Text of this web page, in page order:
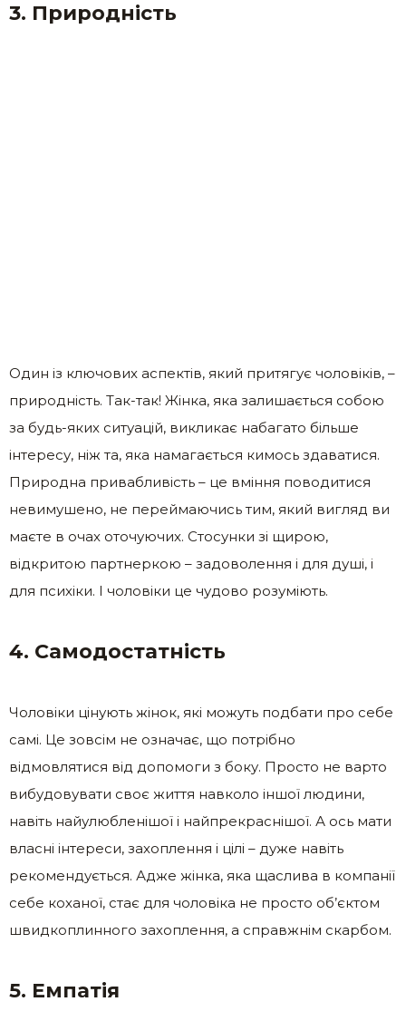
3. Природність
Один із ключових аспектів, який притягує чоловіків, –
природність. Так-так! Жінка, яка залишається собою
за будь-яких ситуацій, викликає набагато більше
інтересу, ніж та, яка намагається кимось здаватися.
Природна привабливість – це вміння поводитися
невимушено, не переймаючись тим, який вигляд ви
маєте в очах оточуючих. Стосунки зі щирою,
відкритою партнеркою – задоволення і для душі, і
для психіки. І чоловіки це чудово розуміють.
4. Самодостатність
Чоловіки цінують жінок, які можуть подбати про себе
самі. Це зовсім не означає, що потрібно
відмовлятися від допомоги з боку. Просто не варто
вибудовувати своє життя навколо іншої людини,
навіть найулюбленішої і найпрекраснішої. А ось мати
власні інтереси, захоплення і цілі – дуже навіть
рекомендується. Адже жінка, яка щаслива в компанії
себе коханої, стає для чоловіка не просто об’єктом
швидкоплинного захоплення, а справжнім скарбом.
5. Емпатія